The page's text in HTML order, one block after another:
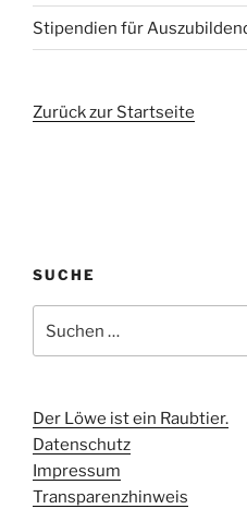
Stipendien für
Zurück zur Startseite
SUCHE
nach:
Der Löwe ist ein Raubtier.
Datenschutz
Impressum
Transparenzhinweis